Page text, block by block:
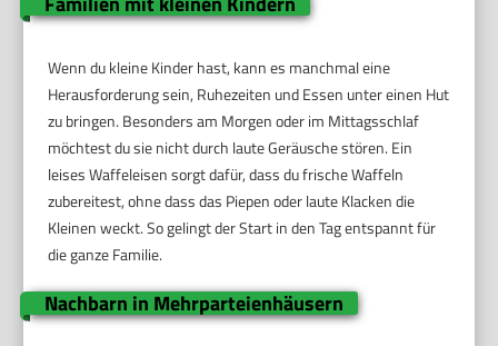
Wenn du kleine Kinder hast, kann es manchmal eine
Herausforderung sein, Ruhezeiten und Essen unter einen Hut
zu bringen. Besonders am Morgen oder im Mittagsschlaf
möchtest du sie nicht durch laute Geräusche stören. Ein
leises Waffeleisen sorgt dafür, dass du frische Waffeln
zubereitest, ohne dass das Piepen oder laute Klacken die
Kleinen weckt. So gelingt der Start in den Tag entspannt für
die ganze Familie.
Nachbarn in Mehrparteienhäusern